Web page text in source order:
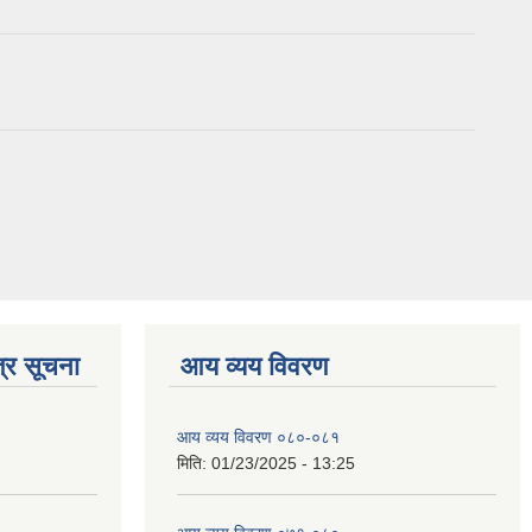
सूचना आय व्यय विवरण
आय व्यय विवरण ०८०-०८१
मिति: 01/23/2025 - 13:25